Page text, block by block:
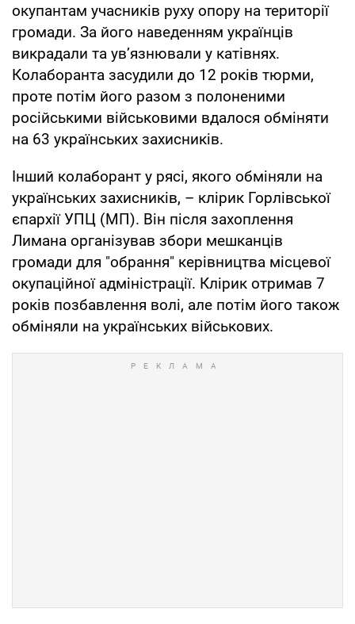
окупантам учасників руху опору на території
громади. За його наведенням українців
викрадали та ув’язнювали у катівнях.
Колаборанта засудили до 12 років тюрми,
проте потім його разом з полоненими
російськими військовими вдалося обміняти
на 63 українських захисників.
Інший колаборант у рясі, якого обміняли на
українських захисників, – клірик Горлівської
єпархії УПЦ (МП). Він після захоплення
Лимана організував збори мешканців
громади для "обрання" керівництва місцевої
окупаційної адміністрації. Клірик отримав 7
років позбавлення волі, але потім його також
обміняли на українських військових.